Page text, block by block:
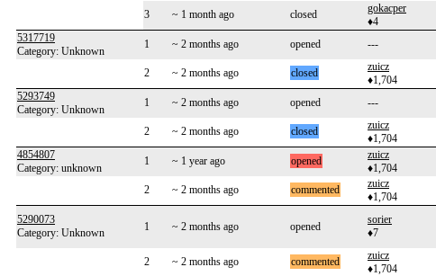
3 ~ 1 month ago closed
gokacper
♦4
5317719
Category: Unknown
1 ~ 2 months ago opened ---
2 ~ 2 months ago closed
zuicz
♦1,704
5293749
Category: Unknown
1 ~ 2 months ago opened ---
2 ~ 2 months ago closed
zuicz
♦1,704
4854807
Category: unknown
1 ~ 1 year ago opened
zuicz
♦1,704
2 ~ 2 months ago commented
zuicz
♦1,704
5290073
Category: Unknown
1 ~ 2 months ago opened
sorier
♦7
2
~ 2 months ago commented
zuicz
♦1,704